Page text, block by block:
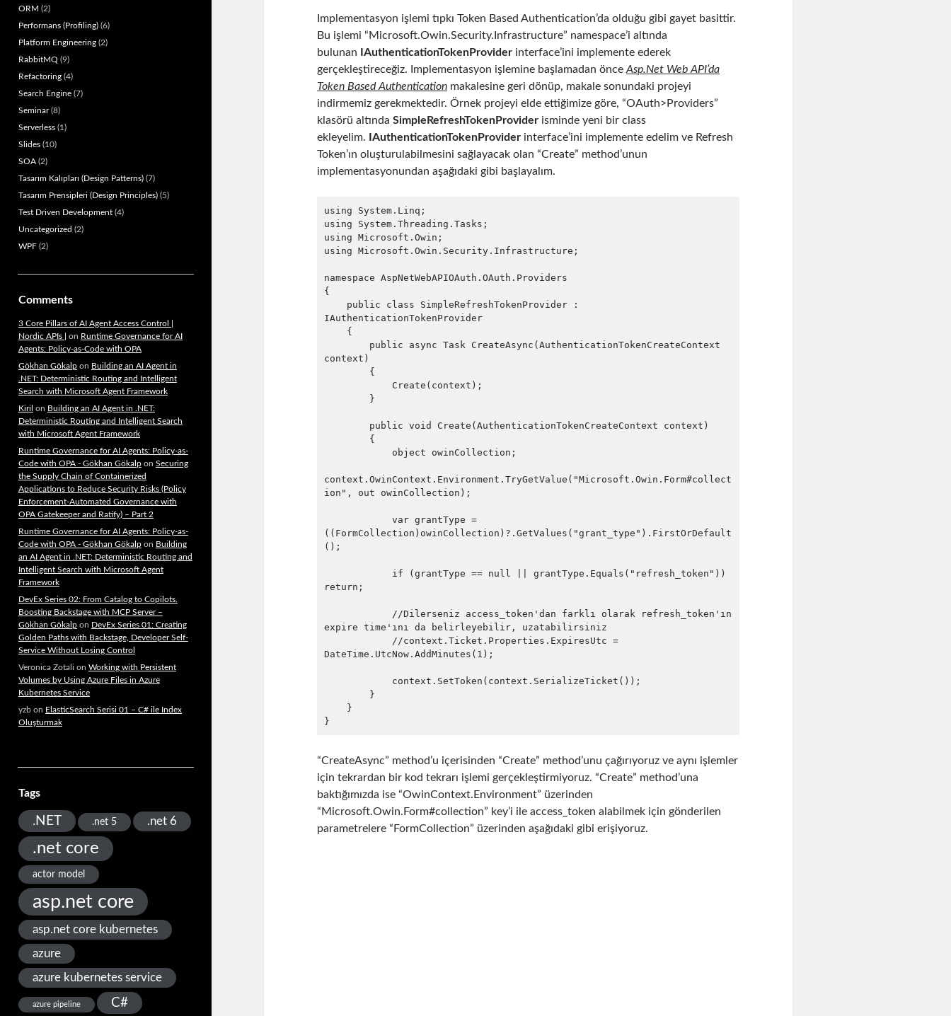
ORM (2)
Performans (Profiling)(6)
Platform Engineering(2)
RabbitMQ (9)
Refactoring(4)
Search Engine(7)
Seminar(8)
Serverless(1)
Slides(10)
SOA(2)
Tasarım Kalıpları (Design Patterns)(7)
Tasarım Prensipleri (Design Principles)(5)
Test Driven Development(4)
Uncategorized (2)
WPF(2)
Comments
3 Core Pillars of AI Agent Access Control |
Nordic APIs |
on Runtime Governance for AI
Agents: Policy-as-Code with OPA
Gökhan Gökalpon Building an AI Agent in
.NET: Deterministic Routing and Intelligent
Search with Microsoft Agent Framework
Kiril on Building an AI Agent in .NET:
Deterministic Routing and Intelligent Search
with Microsoft Agent Framework
Runtime Governance for AI Agents: Policy-as-
Code with OPA - Gökhan Gökalpon Securing
the Supply Chain of Containerized
Applications to Reduce Security Risks (Policy
Enforcement-Automated Governance with
OPA Gatekeeper and Ratify) – Part 2
Runtime Governance for AI Agents: Policy-as-
Code with OPA - Gökhan Gökalpon Building
an AI Agent in .NET: Deterministic Routing and
Intelligent Search with Microsoft Agent
Framework
DevEx Series 02: From Catalog to Copilots.
Boosting Backstage with MCP Server –
Gökhan Gökalpon DevEx Series 01: Creating
Golden Paths with Backstage, Developer Self-
Service Without Losing Control
Veronica Zotali on Working with Persistent
Volumes by Using Azure Files in Azure
Kubernetes Service
yzbon ElasticSearch Serisi 01 – C# ile Index
Oluşturmak
Tags
.NET .net 5 .net 6
.net core
actor model
asp.net core
asp.net core kubernetes
azure
azure kubernetes service
azure pipeline C#
Implementasyon işlemi tıpkı Token Based Authentication’da olduğu gibi gayet basittir.
Bu işlemi “Microsoft.Owin.Security.Infrastructure” namespace’i altında
bulunan
IAuthenticationTokenProvider interface’ini implemente ederek
gerçekleştireceğiz. Implementasyon işlemine başlamadan önceAsp.Net Web API’da
Token Based Authentication makalesine geri dönüp, makale sonundaki projeyi
indirmemiz gerekmektedir. Örnek projeyi elde ettiğimize göre, “OAuth>Providers”
klasörü altındaSimpleRefreshTokenProvider isminde yeni bir class
ekleyelim.
IAuthenticationTokenProvider interface’ini implemente edelim ve Refresh
Token’ın oluşturulabilmesini sağlayacak olan “Create” method’unun
implementasyonundan aşağıdaki gibi başlayalım.
using System.Linq;
using System.Threading.Tasks;
using Microsoft.Owin;
using Microsoft.Owin.Security.Infrastructure;
namespace AspNetWebAPIOAuth.OAuth.Providers
{
IAuthenticationTokenProvider
context)
context.OwinContext.Environment.TryGetValue("Microsoft.Owin.Form#collect
ion", out owinCollection);
((FormCollection)owinCollection)?.GetValues("grant_type").FirstOrDefault
();
return;
expire time'ını da belirleyebilir, uzatabilirsiniz
DateTime.UtcNow.AddMinutes(1);
}
“CreateAsync” method’u içerisinden “Create” method’unu çağırıyoruz ve aynı işlemler
için tekrardan bir kod tekrarı işlemi gerçekleştirmiyoruz. “Create” method’una
baktığımızda ise “OwinContext.Environment” üzerinden
“Microsoft.Owin.Form#collection” key’i ile access_token alabilmek için gönderilen
parametrelere “FormCollection” üzerinden aşağıdaki gibi erişiyoruz.